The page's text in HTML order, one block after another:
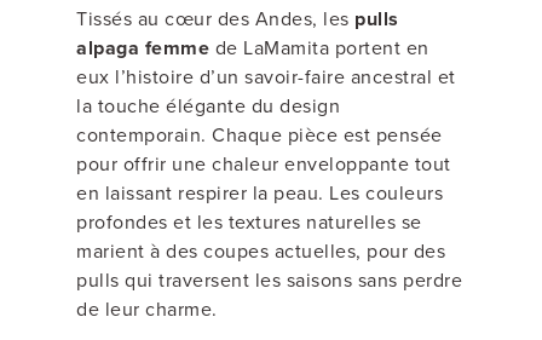
Tissés au cœur des Andes, les pulls
alpaga femme de LaMamita portent en
eux l’histoire d’un savoir-faire ancestral et
la touche élégante du design
contemporain. Chaque pièce est pensée
pour offrir une chaleur enveloppante tout
en laissant respirer la peau. Les couleurs
profondes et les textures naturelles se
marient à des coupes actuelles, pour des
pulls qui traversent les saisons sans perdre
de leur charme.